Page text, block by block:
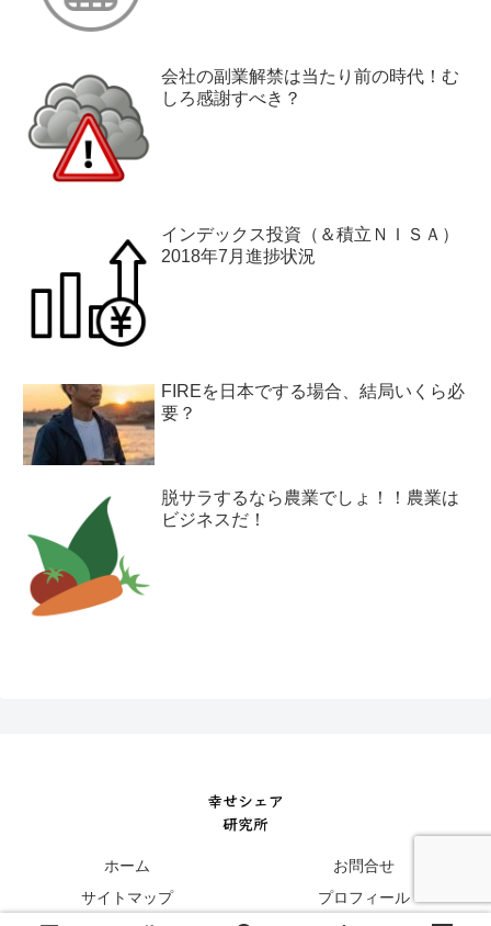
会社の副業解禁は当たり前の時代！む
しろ感謝すべき？
インデックス投資（＆積立ＮＩＳＡ）
2018年7月進捗状況
FIREを日本でする場合、結局いくら必
要？
脱サラするなら農業でしょ！！農業は
ビジネスだ！
ホーム
お問合せ
サイトマップ
プロフィール